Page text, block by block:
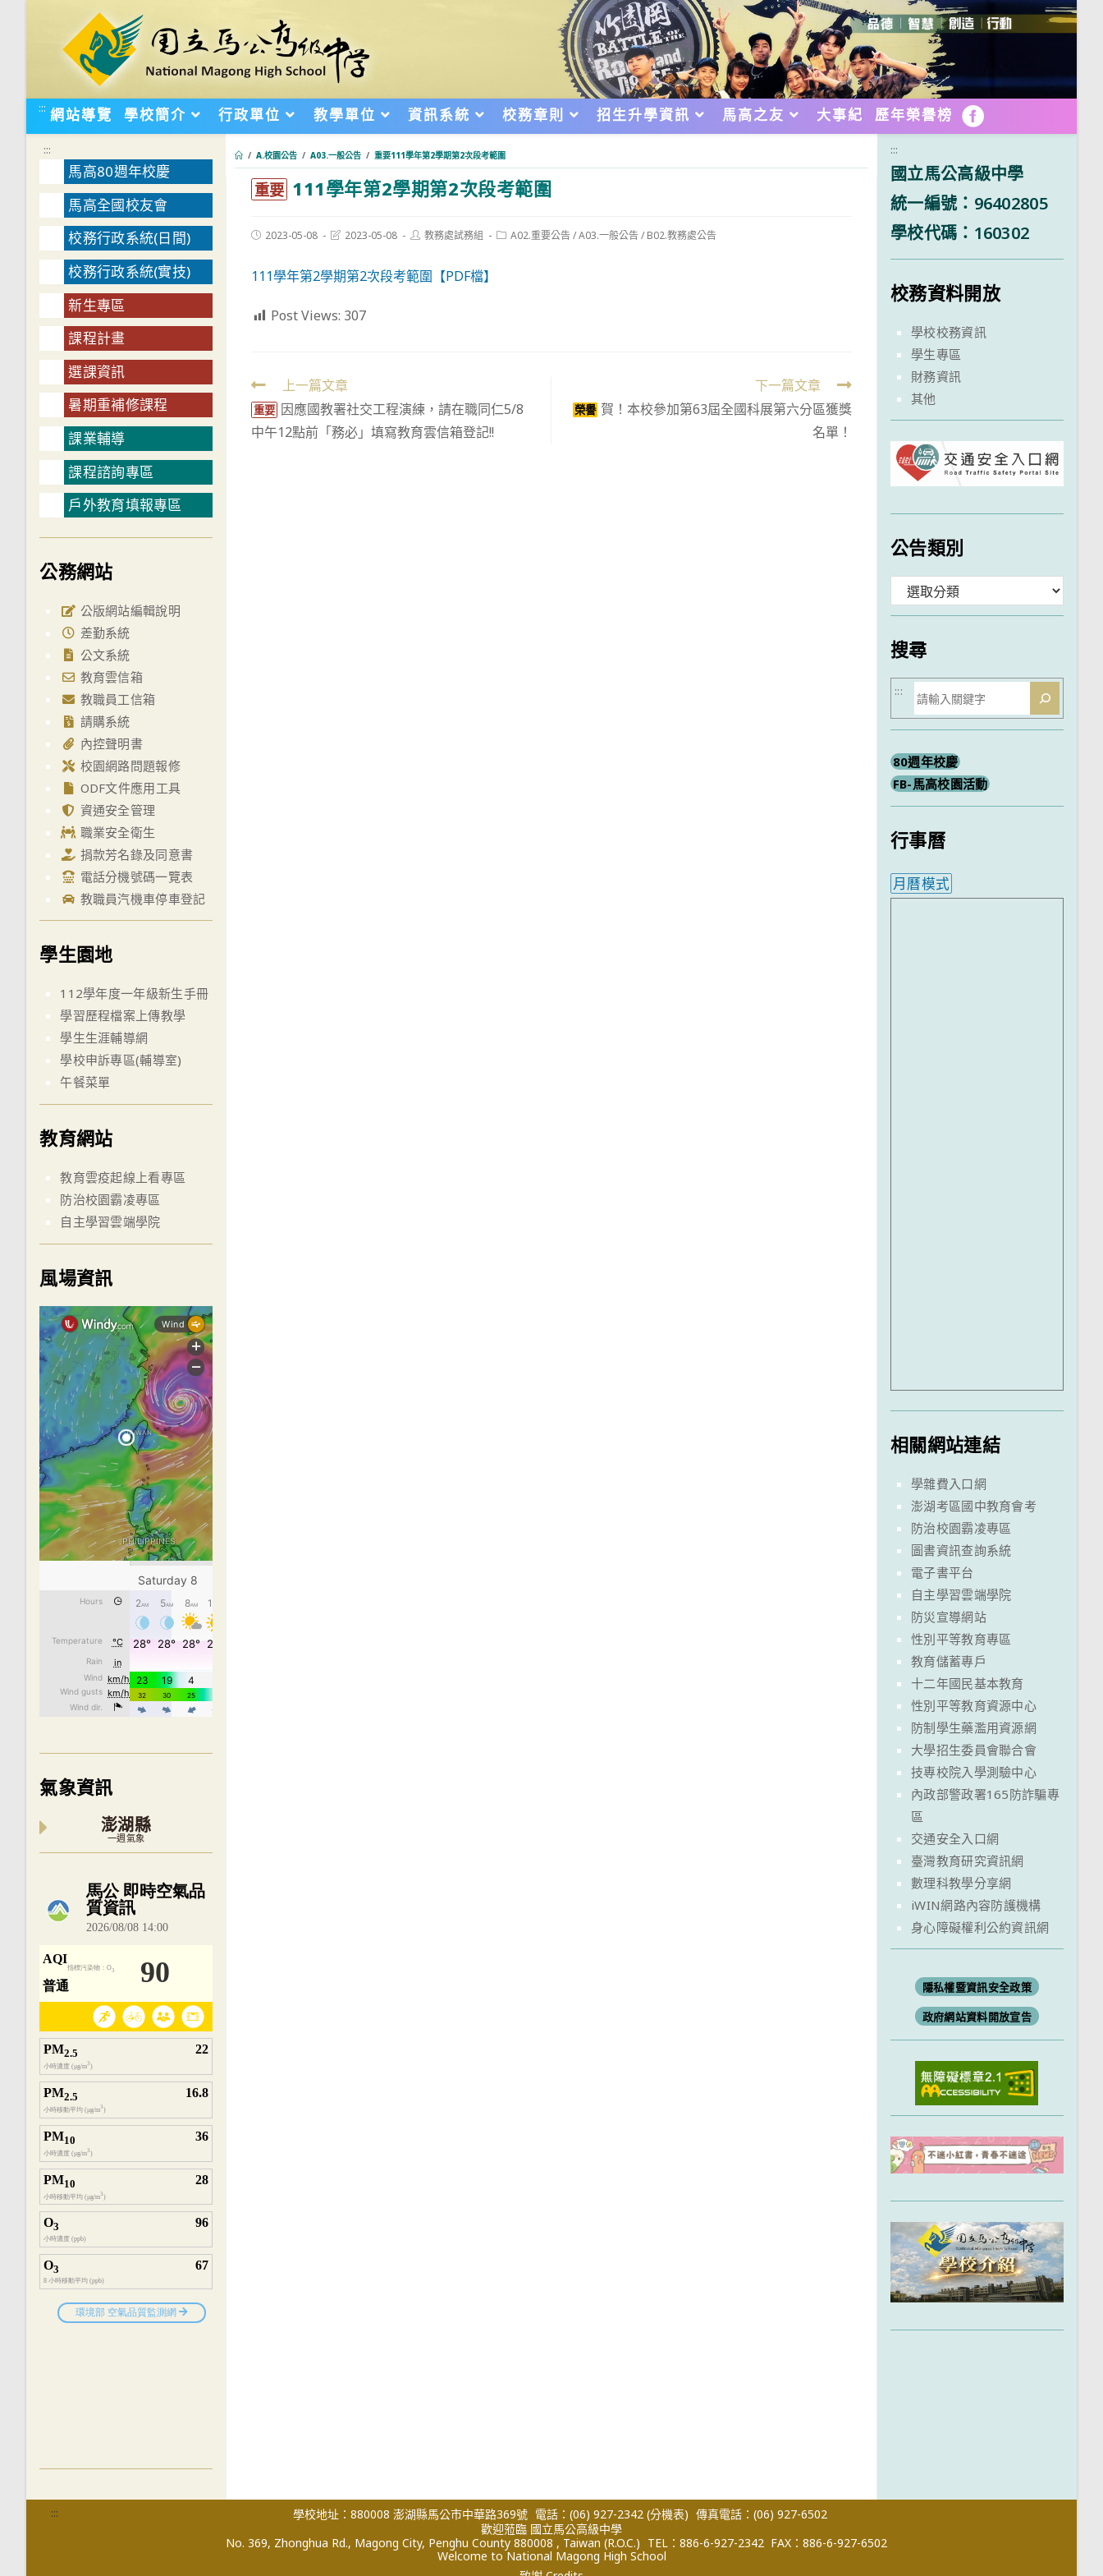
::: 網站導覽 學校簡介 行政單位 教學單位 資訊系統 校務章則 招生升學資訊 馬高之友 大事紀 歷年榮譽榜 FB
/ A.校園公告 / A03.一般公告 / 重要111學年第2學期第2次段考範圍
重要 111學年第2學期第2次段考範圍
Post2023-05-08
Post2023-05-08
Post教務處試務組
PostA02.重要公告/A03.一般公告/ B02.教務處公告
111學年第2學期第2次段考範圍【PDF檔】
Post Views: 307
Read
more
articles
上一篇文章
重要 因應國教署社交工程演練，請在職同仁5/8
中午12點前「務必」填寫教育雲信箱登記!!
下一篇文章
榮譽 賀！本校參加第63屆全國科展第六分區獲獎
名單！
:::
馬高80週年校慶
馬高全國校友會
校務行政系統(日間)
校務行政系統(實技)
新生專區
課程計畫
選課資訊
暑期重補修課程
課業輔導
課程諮詢專區
戶外教育填報專區
公務網站
公版網站編輯說明
差勤系統
公文系統
教育雲信箱
教職員工信箱
請購系統
內控聲明書
校園網路問題報修
ODF文件應用工具
資通安全管理
職業安全衛生
捐款芳名錄及同意書
電話分機號碼一覽表
教職員汽機車停車登記
學生園地
112學年度一年級新生手冊
學習歷程檔案上傳教學
學生生涯輔導網
學校申訴專區(輔導室)
午餐菜單
教育網站
教育雲疫起線上看專區
防治校園霸凌專區
自主學習雲端學院
風場資訊
氣象資訊
澎湖縣
一週氣象
內嵌空氣品質小工具為視覺預覽，完整即時空氣品質資料請開啟
:::
國立馬公高級中學
統一編號：96402805
學校代碼：160302
校務資料開放
學校校務資訊
學生專區
財務資訊
其他
公告類別
類
搜尋
搜
尋
:::
80週年校慶
FB-馬高校園活動
行事曆
月曆模式
相關網站連結
學雜費入口網
澎湖考區國中教育會考
防治校園霸凌專區
圖書資訊查詢系統
電子書平台
自主學習雲端學院
防災宣導網站
性別平等教育專區
教育儲蓄專戶
十二年國民基本教育
性別平等教育資源中心
防制學生藥濫用資源網
大學招生委員會聯合會
技專校院入學測驗中心
內政部警政署165防詐騙專
區
交通安全入口網
臺灣教育研究資訊網
數理科教學分享網
iWIN網路內容防護機構
身心障礙權利公約資訊網
隱私權暨資訊安全政策
政府網站資料開放宣告
::: 學校地址：880008 澎湖縣馬公市中華路369號 電話：(06) 927-2342 (分機表) 傳真電話：(06) 927-6502
歡迎蒞臨 國立馬公高級中學
No. 369, Zhonghua Rd., Magong City, Penghu County 880008 , Taiwan (R.O.C.) TEL：886-6-927-2342 FAX：886-6-927-6502
Welcome to National Magong High School